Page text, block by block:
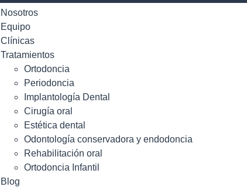
Nosotros
Equipo
Clínicas
Tratamientos
Ortodoncia
Periodoncia
Implantología Dental
Cirugía oral
Estética dental
Odontología conservadora y endodoncia
Rehabilitación oral
Ortodoncia Infantil
Blog